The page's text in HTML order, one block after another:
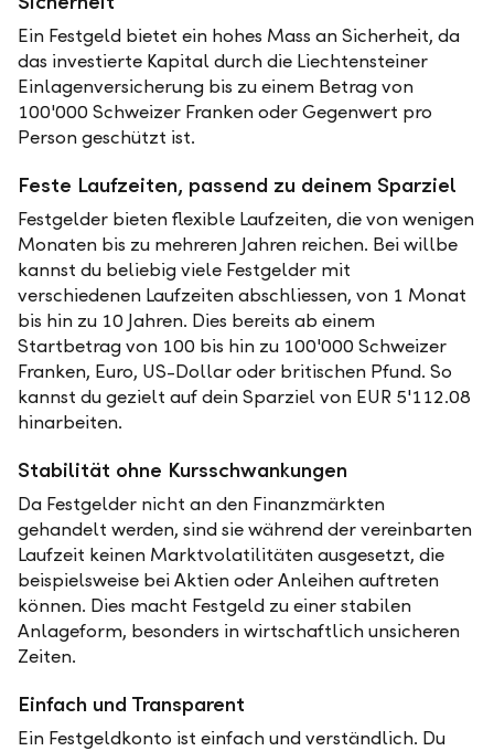
Ein Festgeld bietet ein hohes Mass an Sicherheit, da
das investierte Kapital durch die Liechtensteiner
Einlagenversicherung bis zu einem Betrag von
100'000 Schweizer Franken oder Gegenwert pro
Person geschützt ist.
Feste Laufzeiten, passend zu deinem Sparziel
Festgelder bieten flexible Laufzeiten, die von wenigen
Monaten bis zu mehreren Jahren reichen. Bei willbe
kannst du beliebig viele Festgelder mit
verschiedenen Laufzeiten abschliessen, von 1 Monat
bis hin zu 10 Jahren. Dies bereits ab einem
Startbetrag von 100 bis hin zu 100'000 Schweizer
Franken, Euro, US-Dollar oder britischen Pfund. So
kannst du gezielt auf dein Sparziel von EUR 5'112.08
hinarbeiten.
Stabilität ohne Kursschwankungen
Da Festgelder nicht an den Finanzmärkten
gehandelt werden, sind sie während der vereinbarten
Laufzeit keinen Marktvolatilitäten ausgesetzt, die
beispielsweise bei Aktien oder Anleihen auftreten
können. Dies macht Festgeld zu einer stabilen
Anlageform, besonders in wirtschaftlich unsicheren
Zeiten.
Einfach und Transparent
Ein Festgeldkonto ist einfach und verständlich. Du